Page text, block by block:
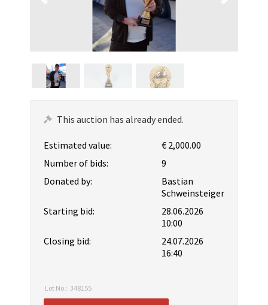
This auction has already ended.
Estimated value:
€ 2,000.00
Number of bids:
9
Donated by:
Bastian
Schweinsteiger
Starting bid:
28.06.2026
10:00
Closing bid:
24.07.2026
16:40
Lot No.: 348155